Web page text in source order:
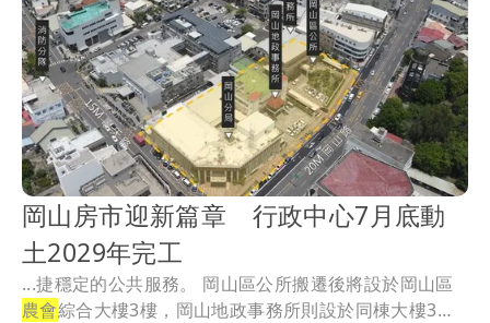
岡山房市迎新篇章 行政中心7月底動
土2029年完工
...捷穩定的公共服務。 岡山區公所搬遷後將設於岡山區
農會綜合大樓3樓，岡山地政事務所則設於同棟大樓3